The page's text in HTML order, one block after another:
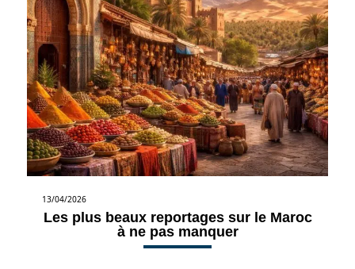
13/04/2026
Les plus beaux reportages sur le Maroc
à ne pas manquer